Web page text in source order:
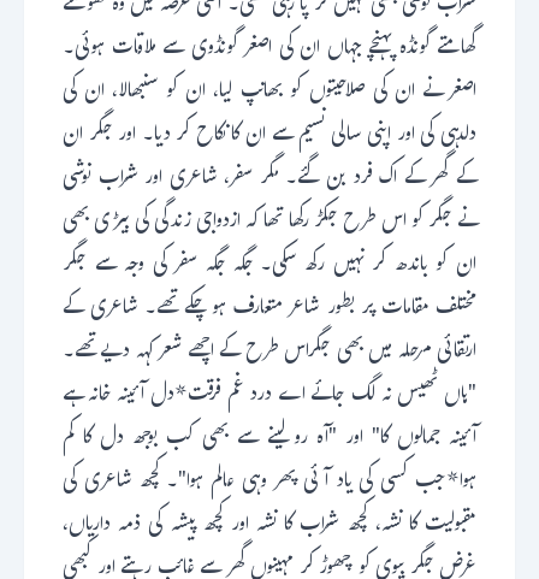
گھامتے گونڈہ پہنچے جہاں ان کی اصغر گونڈوی سے ملاقات ہوئی۔
اصغر نے ان کی صلاحیتوں کو بھانپ لیا، ان کو سنبھالا، ان کی
دلدہی کی اور اپنی سالی نسیم سے ان کا نکاح کر دیا۔ اور جگر ان
کے گھر کے اک فرد بن گئے۔ مگر سفر، شاعری اور شراب نوشی
نے جگر کو اس طرح جکڑ رکھا تھا کہ ازدواجی زندگی کی بیڑی بھی
ان کو باندھ کر نہیں رکھ سکی۔ جگہ جگہ سفر کی وجہ سے جگر
مختلف مقامات پر بطور شاعر متعارف ہو چکے تھے۔ شاعری کے
ارتقائی مرحلہ میں بھی جگراس طرح کے اچھے شعر کہہ دیے تھے۔
"ہاں ٹھیس نہ لگ جائے اے درد غم فرقت*دل آئینہ خانہ ہے
آئینہ جمالوں کا" اور "آہ رو لینے سے بھی کب بوجھ دل کا کم
ہوا*جب کسی کی یاد آئی پھر وہی عالم ہوا"۔ کچھ شاعری کی
مقبولیت کا نشہ، کچھ شراب کا نشہ اور کچھ پیشہ کی ذمہ داریاں،